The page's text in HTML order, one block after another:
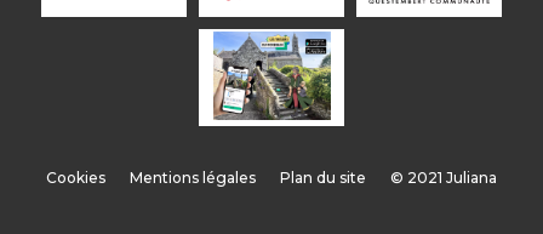
Cookies Mentions légales Plan du site © 2021 Juliana